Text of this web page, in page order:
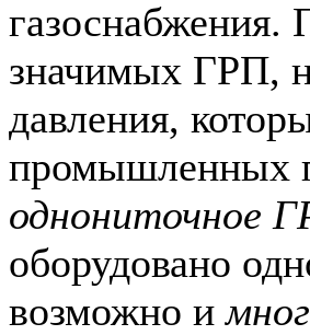
газоснабжения.
значимых ГРП,
давления,
промышленных
однониточное
оборудовано
возможно и